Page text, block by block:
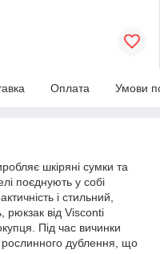
Оплата Умови
шкіряні сумки та
поєднують у собі
і стильний,
від Visconti
Під час вичинки
рослинного дублення, що